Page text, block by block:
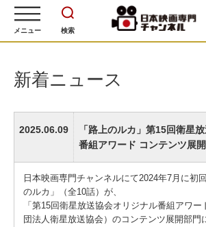
メニュー 検索
新着ニュース
2025.06.09
「路上のルカ」第15回衛星
番組アワード コンテンツ展
日本映画専門チャンネルにて2024年7月に初
のルカ」（全10話）が、
「第15回衛星放送協会オリジナル番組アワ
団法人衛星放送協会）のコンテンツ展開部門